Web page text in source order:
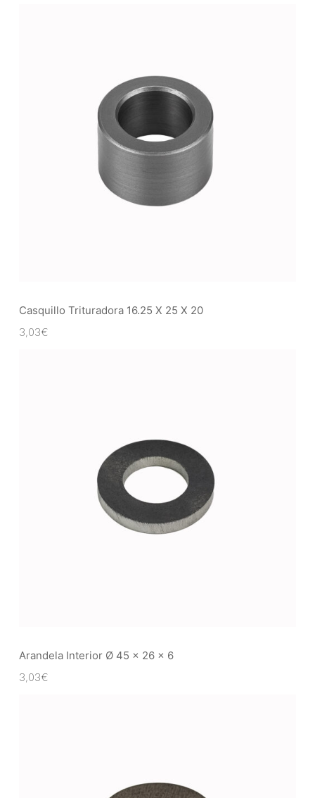
Casquillo Trituradora 16.25 X 25 X 20
3,03€
Arandela Interior Ø 45 x 26 x 6
3,03€